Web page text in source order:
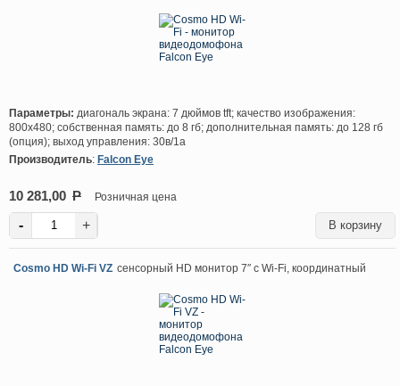
Параметры: диагональ экрана: 7 дюймов tft; качество изображения:
800х480; собственная память: до 8 гб; дополнительная память: до 128 гб
(опция); выход управления: 30в/1а
Производитель: Falcon Eye
10 281,00 P Розничная цена
- +
Cosmo HD Wi-Fi VZ сенсорный HD монитор 7″ с Wi-Fi, координатный